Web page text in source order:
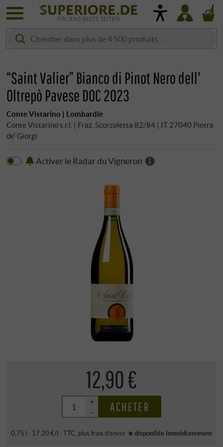
“Saint Valier” Bianco di Pinot Nero dell'
Oltrepò Pavese DOC 2023
Conte Vistarino | Lombardie
Conte Vistarino s.r.l. | Fraz. Scorzoletta 82/84 | IT 27040 Pietra
de' Giorgi
Activer le Radar du Vigneron
12,90 €
+
–
ACHETER
0,75 l · 17,20 €/l · TTC , plus frais d’envoi disponible immédiatement